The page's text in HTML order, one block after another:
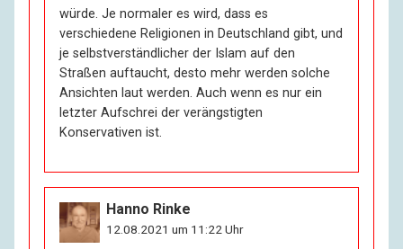
würde. Je normaler es wird, dass es
verschiedene Religionen in Deutschland gibt, und
je selbstverständlicher der Islam auf den
Straßen auftaucht, desto mehr werden solche
Ansichten laut werden. Auch wenn es nur ein
letzter Aufschrei der verängstigten
Konservativen ist.
Hanno Rinke
12.08.2021 um 11:22 Uhr